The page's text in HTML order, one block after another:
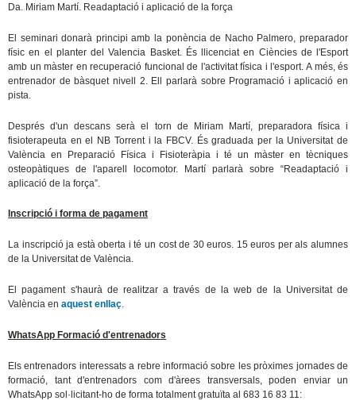
Da. Miriam Martí. Readaptació i aplicació de la força
El seminari donarà principi amb la ponència de Nacho Palmero, preparador
físic en el planter del Valencia Basket. És llicenciat en Ciències de l'Esport
amb un màster en recuperació funcional de l'activitat física i l'esport. A més, és
entrenador de bàsquet nivell 2. Ell parlarà sobre Programació i aplicació en
pista.
Després d'un descans serà el torn de Miriam Martí, preparadora física i
fisioterapeuta en el NB Torrent i la FBCV. És graduada per la Universitat de
València en Preparació Física i Fisioteràpia i té un màster en tècniques
osteopàtiques de l'aparell locomotor. Martí parlarà sobre “Readaptació i
aplicació de la força”.
Inscripció i forma de pagament
La inscripció ja està oberta i té un cost de 30 euros. 15 euros per als alumnes
de la Universitat de València.
El pagament s'haurà de realitzar a través de la web de la Universitat de
València enaquest enllaç.
WhatsApp Formació d'entrenadors
Els entrenadors interessats a rebre informació sobre les pròximes jornades de
formació, tant d'entrenadors com d'àrees transversals, poden enviar un
WhatsApp sol·licitant-ho de forma totalment gratuïta al 683 16 83 11: